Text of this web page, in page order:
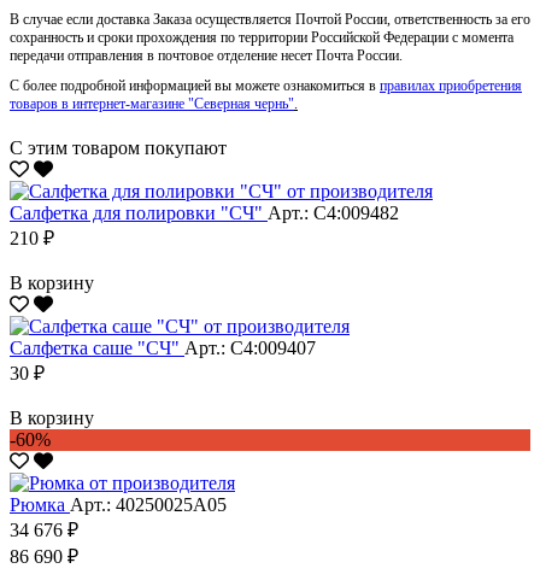
В случае если доставка Заказа осуществляется Почтой России, ответственность за его
сохранность и сроки прохождения по территории Российской Федерации с момента
передачи отправления в почтовое отделение несет Почта России.
С более подробной информацией вы можете ознакомиться в правилах приобретения
товаров в интернет-магазине "Северная чернь".
С этим товаром покупают
Салфетка для полировки "CЧ" Арт.: С4:009482
210 ₽
В корзину
Салфетка саше "CЧ" Арт.: С4:009407
30 ₽
В корзину
-60%
Рюмка Арт.: 40250025А05
34 676 ₽
86 690 ₽